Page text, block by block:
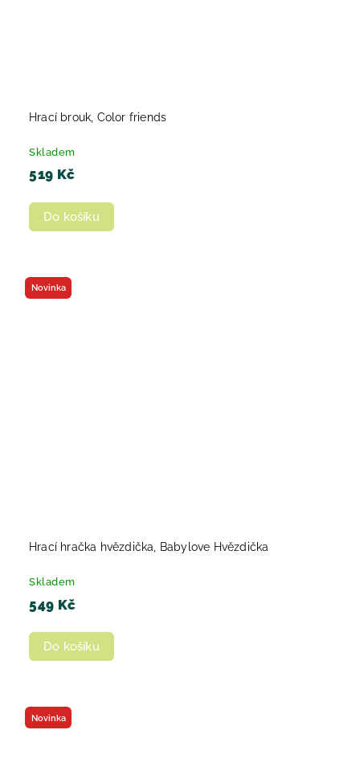
Hrací brouk, Color friends
Skladem
519 Kč
Do košíku
Novinka
Hrací hračka hvězdička, Babylove Hvězdička
Skladem
549 Kč
Do košíku
Novinka